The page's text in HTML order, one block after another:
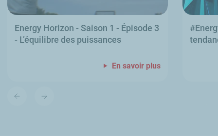
Energy Horizon - Saison 1 - Épisode 3
- L’équilibre des puissances
En savoir plus
#